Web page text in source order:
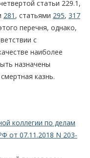
статьи 229.1,
281 , статьями 295, 317
перечня, однако,
с
наиболее
назначены
казнь.
коллегии по делам
от 07.11.2018 N 203-